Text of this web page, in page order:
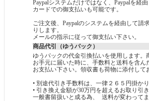
Paypalシステムだけではなく、Paypalを経
カードでの御支払いも可能です。
ご注文後、Paypalのシステムを経由して請
りします。
メールの指示に従って御支払い下さい。
商品代引（ゆうパック）
ゆうパックの代金引換払いを使用します。
お手元に届いた時に、手数料と送料を含ん
お支払い下さい。領収書も荷物に添付して
• 別途代引き手数料は、一律２６５円掛かり
• 引き換え金額が30万円を超えるお取り引
一般書留扱いと成る為、 送料が変わってま